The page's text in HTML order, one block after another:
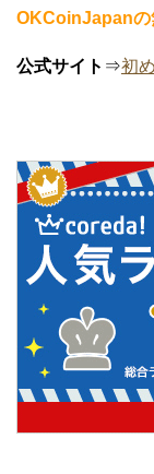
OKCoinJapanの
公式サイト ⇒初